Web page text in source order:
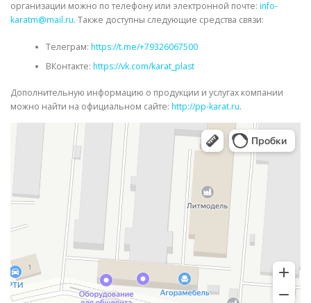
организации можно по телефону или электронной почте: info-
karatm@mail.ru. Также доступны следующие средства связи:
Телеграм: https://t.me/+79326067500
ВКонтакте: https://vk.com/karat_plast
Дополнительную информацию о продукции и услугах компании
можно найти на официальном сайте: http://pp-karat.ru.